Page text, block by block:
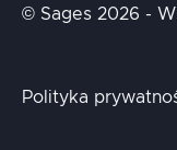
© Sages 2026 -
Polityka